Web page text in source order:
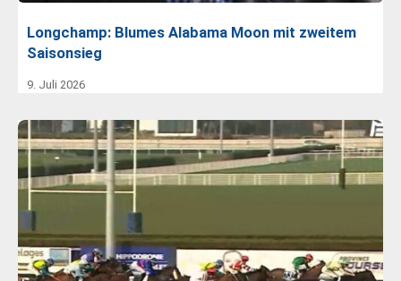
Longchamp: Blumes Alabama Moon mit zweitem
Saisonsieg
9. Juli 2026